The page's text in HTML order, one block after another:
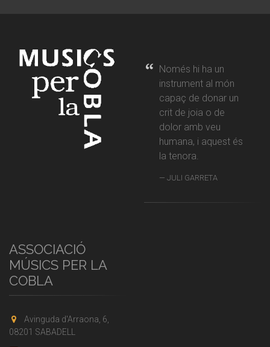
Només hi ha un
instrument al món
capaç de donar un
crit de joia o de
dolor amb veu
humana, i aquest és
la tenora.
JULI GARRETA
ASSOCIACIÓ
MÚSICS PER LA
COBLA
Avinguda d'Arraona, 6,
08201 SABADELL